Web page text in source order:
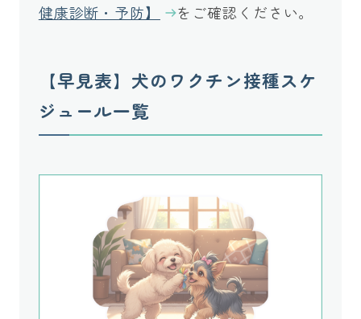
健康診断・予防】
をご確認ください。
【早見表】犬のワクチン接種スケ
ジュール一覧